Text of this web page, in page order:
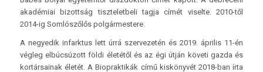
akadémiai bizottság tiszteletbeli tagja címét viselte. 2010-től
2014-ig Somlószőlős polgármestere.
A negyedik infarktus lett úrrá szervezetén és 2019. április 11-én
végleg elbúcsúzott földi életétől és az égi útján követi gazda és
kortársainak életét. A Biopraktikák című kiskönyvét 2018-ban írta